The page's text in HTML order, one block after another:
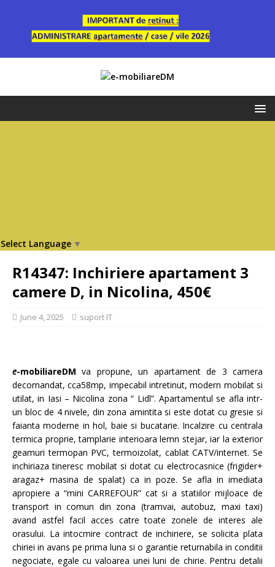
Select Language ▼
R14347: Inchiriere apartament 3
camere D, in Nicolina, 450€
June 4, 2025 suport IT
e-mobiliareDM va propune, un apartament de 3 camera
decomandat, cca58mp, impecabil intretinut, modern mobilat si
utilat, in Iasi – Nicolina zona “ Lidl”. Apartamentul se afla intr-
un bloc de 4 nivele, din zona amintita si este dotat cu gresie si
faianta moderne in hol, baie si bucatarie. Incalzire cu centrala
termica proprie, tamplarie interioara lemn stejar, iar la exterior
geamuri termopan PVC, termoizolat, cablat CATV/internet. Se
inchiriaza tineresc mobilat si dotat cu electrocasnice (frigider+
aragaz+ masina de spalat) ca in poze. Se afla in imediata
apropiere a “mini CARREFOUR” cat si a statiilor mijloace de
transport in comun din zona (tramvai, autobuz, maxi taxi)
avand astfel facil acces catre toate zonele de interes ale
orasului. La intocmire contract de inchiriere, se solicita plata
chiriei in avans pe prima luna si o garantie returnabila in conditii
negociate, egale cu valoarea unei luni de chirie. Pentru detalii